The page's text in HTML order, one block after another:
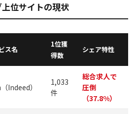
位サイトの現状
ス名
1位獲
得数
シェア特性
Indeed）
1,033
件
総合求人で
圧倒
（37.8%）